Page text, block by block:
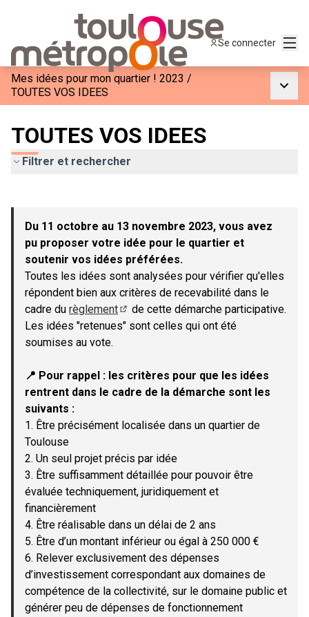
Se connecter
Mes idées pour mon quartier ! 2023 /
TOUTES VOS IDEES
TOUTES VOS IDEES
Filtrer et rechercher
−
Du 11 octobre au 13 novembre 2023, vous avez
pu proposer votre idée pour le quartier et
soutenir vos idées préférées.
Toutes les idées sont analysées pour vérifier qu'elles
répondent bien aux critères de recevabilité dans le
cadre du règlement
(Lien externe)
de cette démarche participative.
Les idées "retenues" sont celles qui ont été
soumises au vote.
📍 Pour rappel : les critères pour que les idées
rentrent dans le cadre de la démarche sont les
suivants :
1. Être précisément localisée dans un quartier de
Toulouse
2. Un seul projet précis par idée
3. Être suffisamment détaillée pour pouvoir être
évaluée techniquement, juridiquement et
financièrement
4. Être réalisable dans un délai de 2 ans
5. Être d’un montant inférieur ou égal à 250 000 €
6. Relever exclusivement des dépenses
d’investissement correspondant aux domaines de
compétence de la collectivité, sur le domaine public et
générer peu de dépenses de fonctionnement